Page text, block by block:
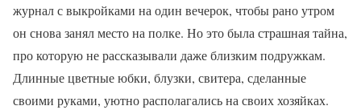
журнал с выкройками на один вечерок, чтобы рано утром
он снова занял место на полке. Но это была страшная тайна,
про которую не рассказывали даже близким подружкам.
Длинные цветные юбки, блузки, свитера, сделанные
своими руками, уютно располагались на своих хозяйках.